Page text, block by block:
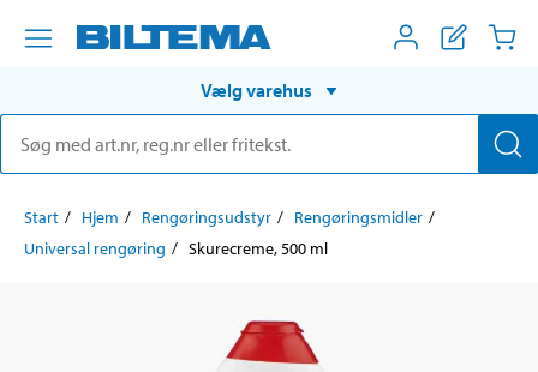
Vælg varehus
Start Hjem Rengøringsudstyr
Rengøringsmidler
Universal rengøring
Skurecreme, 500 ml